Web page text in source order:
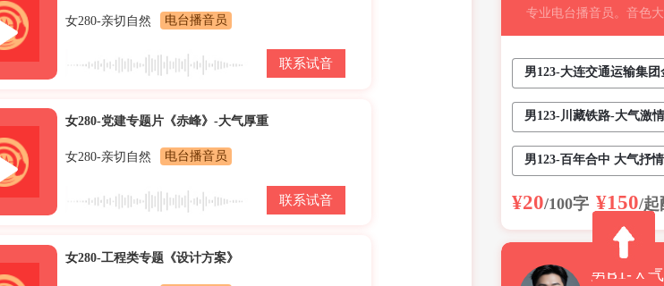
女280-亲切自然 电台播音员
联系试音
女280-党建专题片《赤峰》-大气厚重
女280-亲切自然 电台播音员
联系试音
女280-工程类专题《设计方案》
专业电台播音员。音色
性。尤其 擅长政府、企
件。从事配音10多年。
部分作品：
企...
男123-大连交通运输集
男123-川藏铁路-大气激情
男123-百年合中 大气抒情
¥20/100字 ¥150/起